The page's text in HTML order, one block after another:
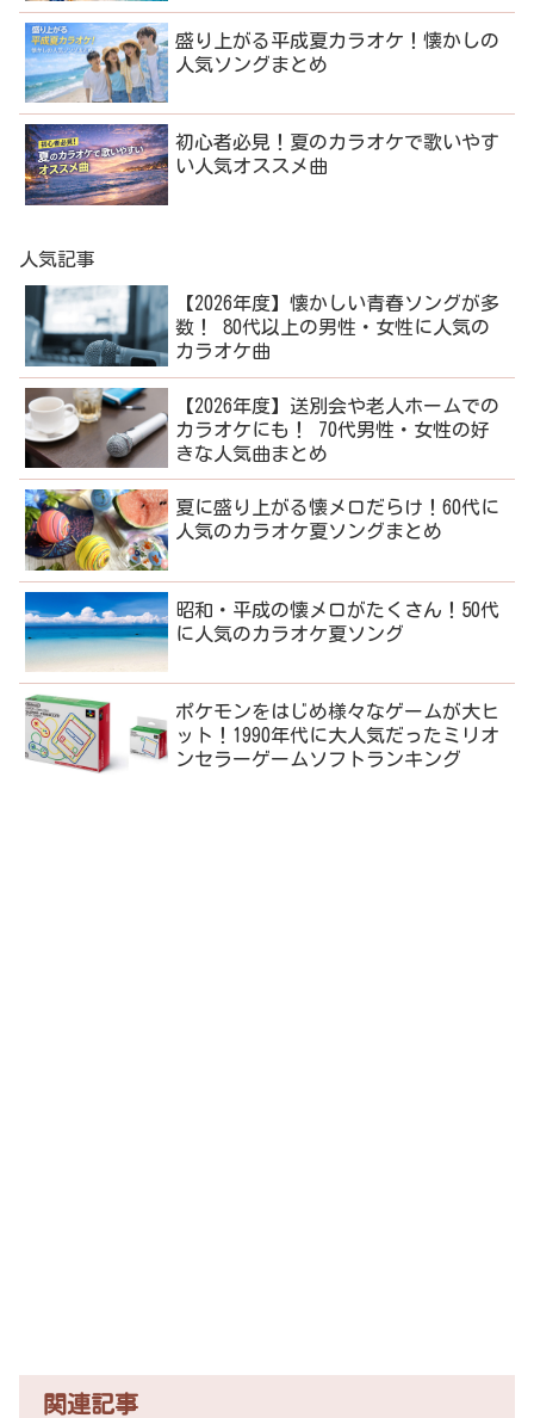
盛り上がる平成夏カラオケ！懐かしの
人気ソングまとめ
初心者必見！夏のカラオケで歌いやす
い人気オススメ曲
人気記事
【2026年度】懐かしい青春ソングが多
数！ 80代以上の男性・女性に人気の
カラオケ曲
【2026年度】送別会や老人ホームでの
カラオケにも！ 70代男性・女性の好
きな人気曲まとめ
夏に盛り上がる懐メロだらけ！60代に
人気のカラオケ夏ソングまとめ
昭和・平成の懐メロがたくさん！50代
に人気のカラオケ夏ソング
ポケモンをはじめ様々なゲームが大ヒ
ット！1990年代に大人気だったミリオ
ンセラーゲームソフトランキング
関連記事